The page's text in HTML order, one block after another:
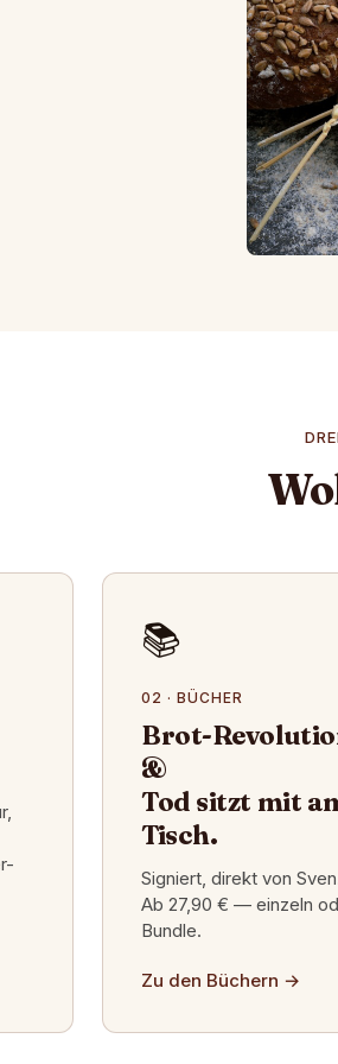
📚
02 · BÜCHER
Brot-
&
Tod sitzt mit
Tisch.
Signiert, direkt von
Ab 27,90 € — einzeln
Bundle.
Zu den Büchern →